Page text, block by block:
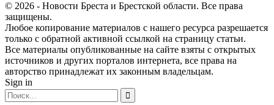
© 2026 - Новости Бреста и Брестской области. Все права
защищены.
Любое копирование материалов с нашего ресурса разрешается
только с обратной активной ссылкой на страницу статьи.
Все материалы опубликованные на сайте взяты с открытых
источников и других порталов интернета, все права на
авторство принадлежат их законным владельцам.
Sign in